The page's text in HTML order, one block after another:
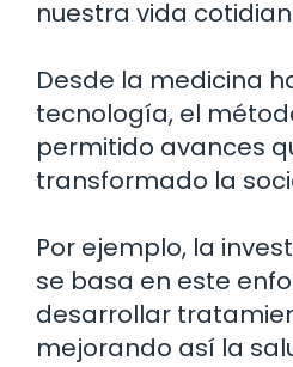
nuestra vida
Desde la medicina
tecnología, el
permitido avances
transformado la
Por ejemplo, la
se basa en este
desarrollar
mejorando así la